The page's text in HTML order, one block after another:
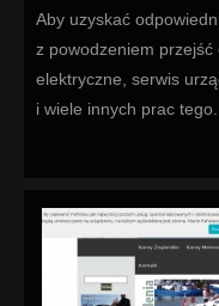
Aby uzyskać
z powodzeniem
elektryczne, serwis
i wiele innych prac tego...